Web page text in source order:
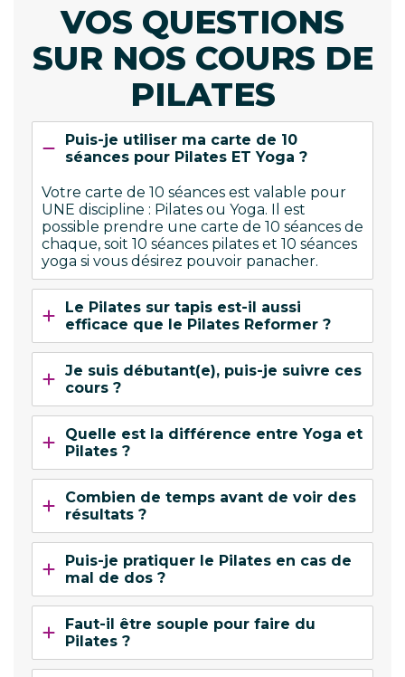
VOS QUESTIONS
SUR NOS COURS DE
PILATES
Puis-je utiliser ma carte de 10
séances pour Pilates ET Yoga ?
Votre carte de 10 séances est valable pour
UNE discipline : Pilates ou Yoga. Il est
possible prendre une carte de 10 séances de
chaque, soit 10 séances pilates et 10 séances
yoga si vous désirez pouvoir panacher.
Le Pilates sur tapis est-il aussi
efficace que le Pilates Reformer ?
Je suis débutant(e), puis-je suivre ces
cours ?
Quelle est la différence entre Yoga et
Pilates ?
Combien de temps avant de voir des
résultats ?
Puis-je pratiquer le Pilates en cas de
mal de dos ?
Faut-il être souple pour faire du
Pilates ?